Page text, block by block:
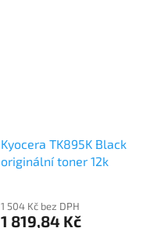
Kyocera TK895K Black
originální toner 12k
1 504 Kč bez DPH
1 819,84 Kč